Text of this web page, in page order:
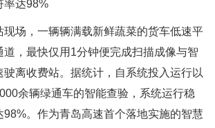
率达98%
现场，一辆辆满载新鲜蔬菜的货车低速平
道，最快仅用1分钟便完成扫描成像与智
离收费站。据统计，自系统投入运行以
余辆绿通车的智能查验，系统运行稳
98%。作为青岛高速首个落地实施的智慧